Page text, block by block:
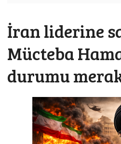
İran liderine
Mücteba
durumu